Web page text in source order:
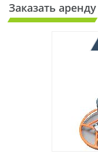
Заказать аренду